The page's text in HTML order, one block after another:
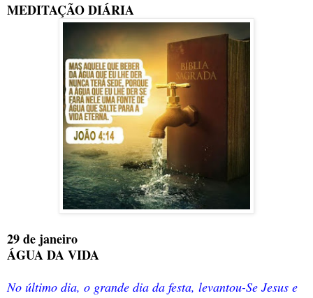
MEDITAÇÃO DIÁRIA
29 de janeiro
ÁGUA DA VIDA
No último dia, o grande dia da festa, levantou-Se Jesus e